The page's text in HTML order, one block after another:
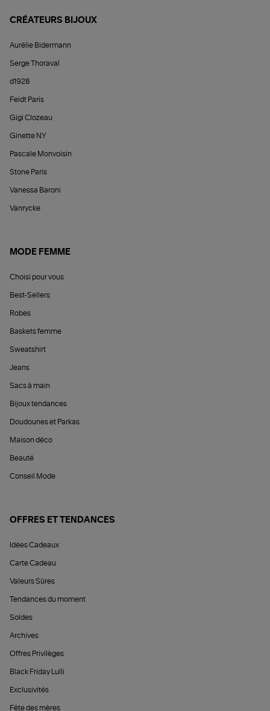
CRÉATEURS BIJOUX
Aurélie Bidermann
Serge Thoraval
d1928
Feidt Paris
Gigi Clozeau
Ginette NY
Pascale Monvoisin
Stone Paris
Vanessa Baroni
Vanrycke
MODE FEMME
Choisi pour vous
Best-Sellers
Robes
Baskets femme
Sweatshirt
Jeans
Sacs à main
Bijoux tendances
Doudounes et Parkas
Maison déco
Beauté
Conseil Mode
OFFRES ET TENDANCES
Idées Cadeaux
Carte Cadeau
Valeurs Sûres
Tendances du moment
Soldes
Archives
Offres Privilèges
Black Friday Lulli
Exclusivités
Fête des mères